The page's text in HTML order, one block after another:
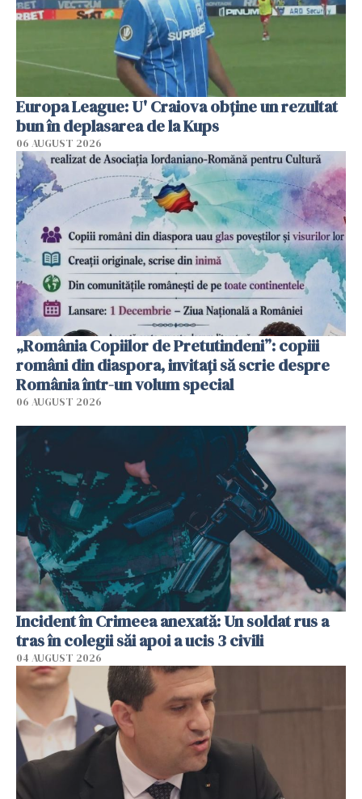
Europa League: U' Craiova obține un rezultat
bun în deplasarea de la Kups
06 AUGUST 2026
„România Copiilor de Pretutindeni”: copiii
români din diaspora, invitați să scrie despre
România într-un volum special
06 AUGUST 2026
Incident în Crimeea anexată: Un soldat rus a
tras în colegii săi apoi a ucis 3 civili
04 AUGUST 2026